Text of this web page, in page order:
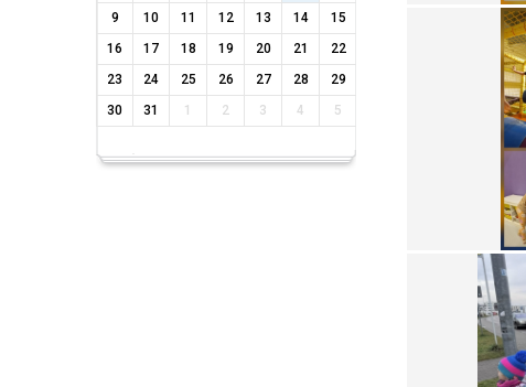
9
10 11 12 13 14
15
16
17 18 19 20 21
22
23
24 25 26 27 28
29
30
31 1 2 3 4 5